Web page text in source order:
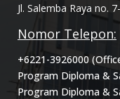
Jl. Salemba Raya no.
Nomor Telepon:
+6221-3926000
Program Diploma &
Program Diploma &